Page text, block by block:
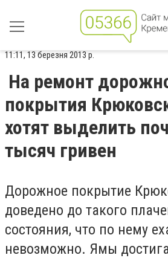
11:11, 13 березня 2013 р.
На ремонт
покрытия
хотят выделить
тысяч гривен
Дорожное покрытие
доведено до такого
состояния, что по нему
невозможно. Ямы